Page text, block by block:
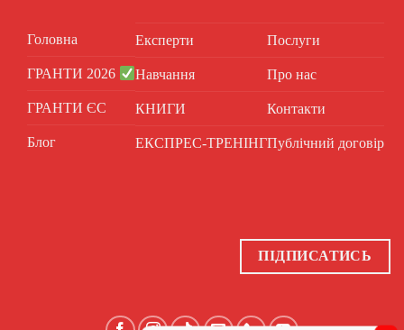
Головна
ГРАНТИ 2026
ГРАНТИ ЄС
Блог
Експерти
Навчання
КНИГИ
ЕКСПРЕС-ТРЕНІНГ
Послуги
Про нас
Контакти
Публічний договір
ПІДПИСАТИСЬ